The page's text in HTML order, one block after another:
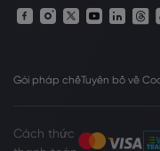
Gói pháp chếTuyên bố về
Cách thức